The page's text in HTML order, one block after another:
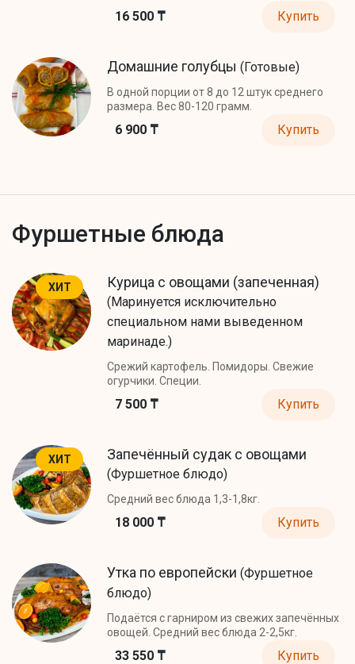
16 500 ₸ Купить
Домашние голубцы (Готовые)
В одной порции от 8 до 12 штук среднего
размера. Вес 80-120 грамм.
6 900 ₸ Купить
Фуршетные блюда
ХИТ Курица с овощами (запеченная)
(Маринуется исключительно
специальном нами выведенном
маринаде.)
Срежий картофель. Помидоры. Свежие
огурчики. Специи.
7 500 ₸ Купить
ХИТ Запечённый судак с овощами
(Фуршетное блюдо)
Средний вес блюда 1,3-1,8кг.
18 000 ₸ Купить
Утка по европейски (Фуршетное
блюдо)
Подаётся с гарниром из свежих запечённых
овощей. Средний вес блюда 2-2,5кг.
33 550 ₸ Купить